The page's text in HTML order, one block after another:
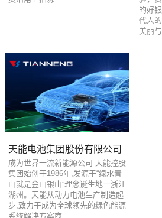
的好
代人
美丽与
天能电池集团股份有限公司
成为世界一流新能源公司 天能控股
集团始创于1986年,发源于“绿水青
山就是金山银山”理念诞生地一浙江
湖州。天能从动力电池生产制造起
步,致力于成为全球领先的绿色能源
系统解决方案商